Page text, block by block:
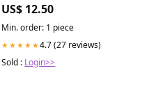
US$ 12.50
Min. order: 1 piece
★★★★★4.7 (27 reviews)
Sold : Login>>